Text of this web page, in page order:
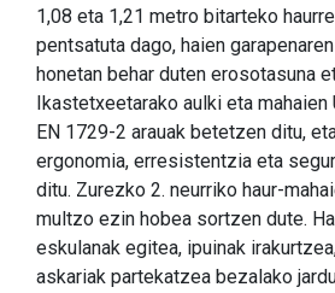
1,08 eta 1,21 metro bitarteko
pentsatuta dago, haien
honetan behar duten erosotasuna
Ikastetxeetarako aulki eta mahaien
EN 1729-2 arauak betetzen ditu,
ergonomia, erresistentzia eta
ditu. Zurezko 2. neurriko haur-
multzo ezin hobea sortzen dute.
eskulanak egitea, ipuinak
askariak partekatzea bezalako